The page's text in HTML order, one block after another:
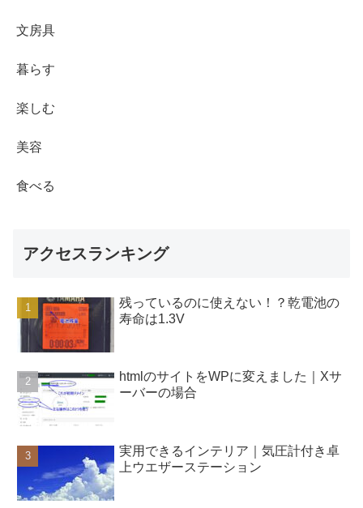
文房具
暮らす
楽しむ
美容
食べる
アクセスランキング
残っているのに使えない！？乾電池の
寿命は1.3V
htmlのサイトをWPに変えました｜Xサ
ーバーの場合
実用できるインテリア｜気圧計付き卓
上ウエザーステーション